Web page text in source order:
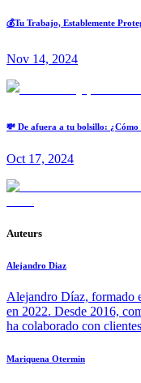
💰Tu Trabajo, Establemente
Nov 14, 2024
💸 De afuera a tu bolsillo:
Oct 17, 2024
Auteurs
Alejandro Diaz
Alejandro Díaz, formado
en 2022. Desde 2016,
ha colaborado con
Mariquena Otermin